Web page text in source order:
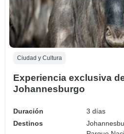
Ciudad y Cultura
Experiencia exclusiva
Johannesburgo
Duración
3 días
Destinos